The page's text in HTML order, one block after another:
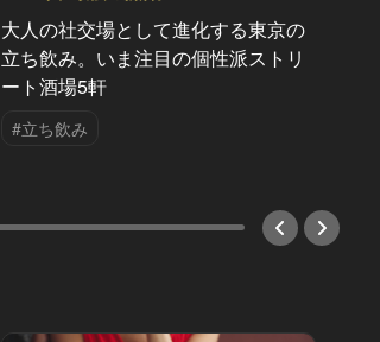
大人の社交場として進化する東京の
立ち飲み。いま注目の個性派ストリ
ート酒場5軒
#立ち飲み